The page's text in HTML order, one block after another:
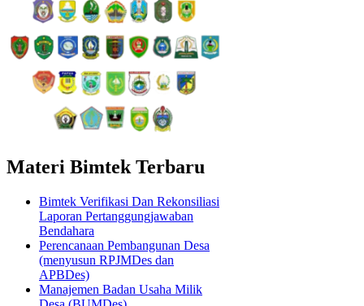
Materi Bimtek Terbaru
Bimtek Verifikasi Dan Rekonsiliasi
Laporan Pertanggungjawaban
Bendahara
Perencanaan Pembangunan Desa
(menyusun RPJMDes dan
APBDes)
Manajemen Badan Usaha Milik